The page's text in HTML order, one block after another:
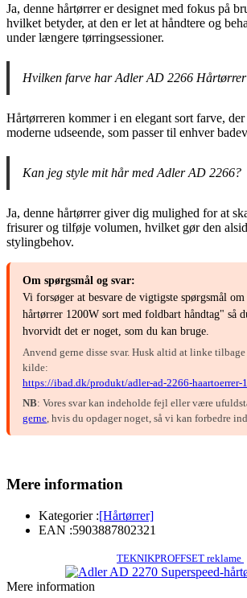
Ja, denne hårtørrer er designet med fokus på
hvilket betyder, at den er let at håndtere og
under længere tørringsessioner.
Hvilken farve har Adler AD 2266
Hårtørreren kommer i en elegant sort farve,
moderne udseende, som passer til enhver
Kan jeg style mit hår med Adler AD 2266?
Ja, denne hårtørrer giver dig mulighed for at
frisurer og tilføje volumen, hvilket gør den
stylingbehov.
Om spørgsmål og svar:
Vi forsøger at besvare de vigtigste spørgsmål
hårtørrer 1200W sort med foldbart håndtag" så
hvorvidt det er noget, som du kan bruge.
Anvend gerne disse svar. Husk altid at linke
kilde:
https://ibad.dk/produkt/adler-ad-2266-haartoerrer-
NB: Vores svar kan indeholde fejl eller være
gerne , hvis du opdager noget, så vi kan forbedre
Mere information
Kategorier :[Hårtørrer]
EAN :5903887802321
TEKNIKPROFFSET reklame
Mere information